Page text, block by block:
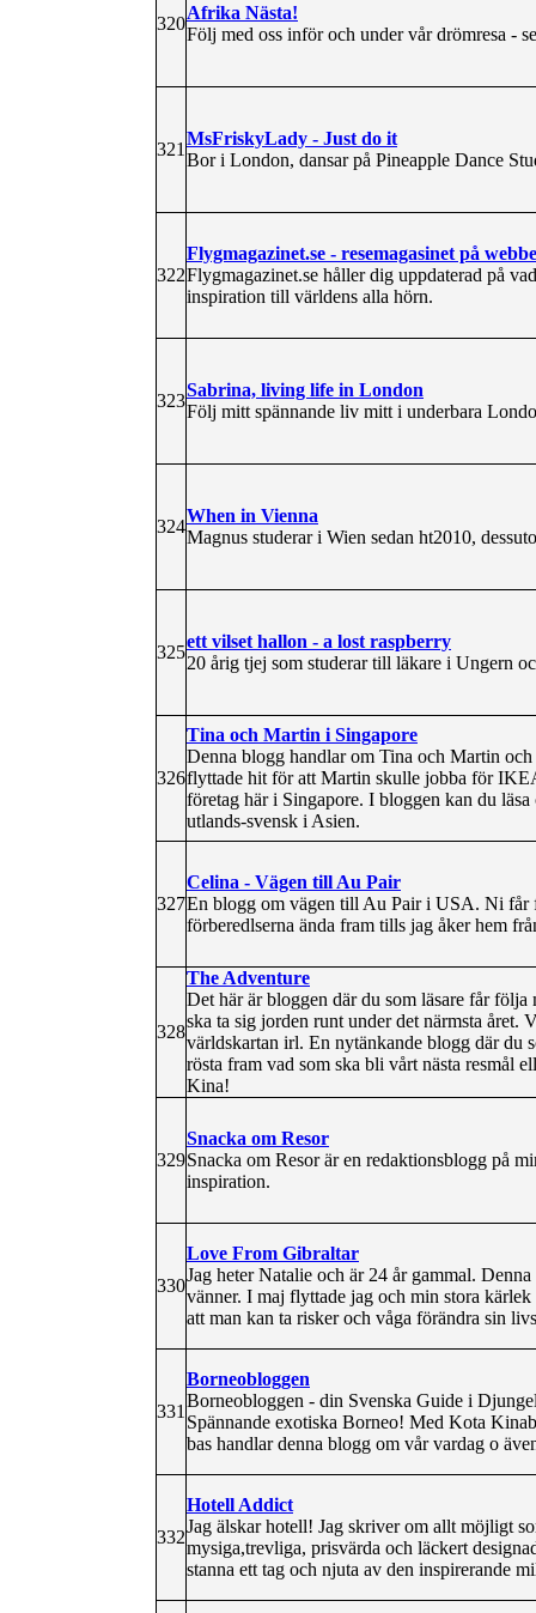
320
Afrika Nästa!
Följ med oss inför och under vår drömresa -
321
MsFriskyLady - Just do it
Bor i London, dansar på Pineapple Dance
322
Flygmagazinet.se - resemagasinet på
Flygmagazinet.se håller dig uppdaterad på
inspiration till världens alla hörn.
323
Sabrina, living life in London
Följ mitt spännande liv mitt i underbara
324
When in Vienna
Magnus studerar i Wien sedan ht2010,
325
ett vilset hallon - a lost raspberry
20 årig tjej som studerar till läkare i Ungern
326
Tina och Martin i Singapore
Denna blogg handlar om Tina och Martin
flyttade hit för att Martin skulle jobba för
företag här i Singapore. I bloggen kan du
utlands-svensk i Asien.
327
Celina - Vägen till Au Pair
En blogg om vägen till Au Pair i USA. Ni får
förberedlserna ända fram tills jag åker hem
328
The Adventure
Det här är bloggen där du som läsare får
ska ta sig jorden runt under det närmsta
världskartan irl. En nytänkande blogg där du
rösta fram vad som ska bli vårt nästa resmål
Kina!
329
Snacka om Resor
Snacka om Resor är en redaktionsblogg på
inspiration.
330
Love From Gibraltar
Jag heter Natalie och är 24 år gammal.
vänner. I maj flyttade jag och min stora
att man kan ta risker och våga förändra sin
331
Borneobloggen
Borneobloggen - din Svenska Guide i
Spännande exotiska Borneo! Med Kota
bas handlar denna blogg om vår vardag o
332
Hotell Addict
Jag älskar hotell! Jag skriver om allt möjligt
mysiga,trevliga, prisvärda och läckert
stanna ett tag och njuta av den inspirerande